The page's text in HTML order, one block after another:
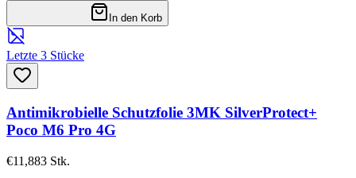
In den Korb
Letzte 3 Stücke
Antimikrobielle Schutzfolie 3MK SilverProtect+
Poco M6 Pro 4G
€11,883 Stk.